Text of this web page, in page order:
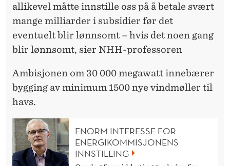
allikevel måtte innstille oss på å betale svært
mange milliarder i subsidier før det
eventuelt blir lønnsomt – hvis det noen gang
blir lønnsomt, sier NHH-professoren
Ambisjonen om 30 000 megawatt innebærer
bygging av minimum 1500 nye vindmøller til
havs.
ENORM INTERESSE FOR
ENERGIKOMMISJONENS
INNSTILLING